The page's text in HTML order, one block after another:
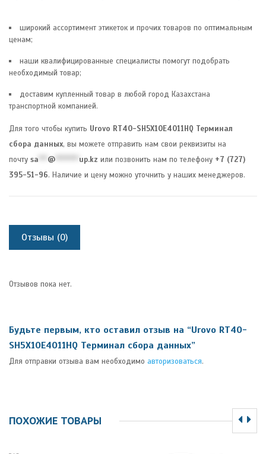
широкий ассортимент этикеток и прочих товаров по оптимальным
ценам;
наши квалифицированные специалисты помогут подобрать
необходимый товар;
доставим купленный товар в любой город Казахстана
транспортной компанией.
Для того чтобы купить Urovo RT40-SH5X10E4011HQ Терминал
сбора данных, вы можете отправить нам свои реквизиты на
почту sa @ ******** up.kz или позвонить нам по телефону +7 (727)
395-51-96. Наличие и цену можно уточнить у наших менеджеров.
Отзывы (0)
Отзывов пока нет.
Будьте первым, кто оставил отзыв на “Urovo RT40-
SH5X10E4011HQ Терминал сбора данных”
Для отправки отзыва вам необходимо авторизоваться.
ПОХОЖИЕ ТОВАРЫ